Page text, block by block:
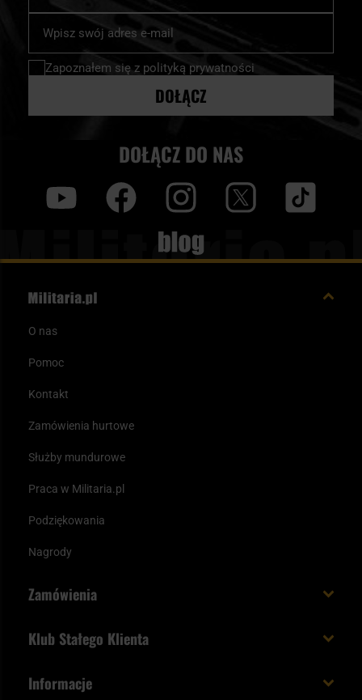
nasz
newsletter:
Zapoznałem się z polityką prywatności
DOŁĄCZ
DOŁĄCZ DO NAS
Blog
O nas
Pomoc
Kontakt
Zamówienia hurtowe
Służby mundurowe
Praca w Militaria.pl
Podziękowania
Nagrody
Zamówienia
Paczka w weekend
Klub Stałego Klienta
Informacje